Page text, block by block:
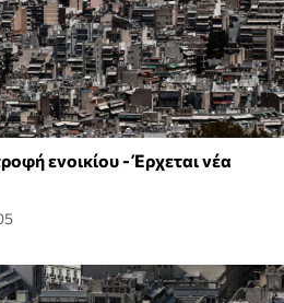
ενοικίου - Έρχεται νέα